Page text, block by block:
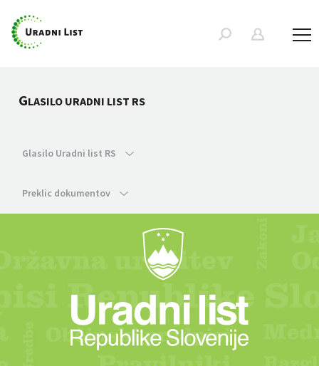
GLASILO URADNI LIST RS
Glasilo Uradni list RS
Preklic dokumentov